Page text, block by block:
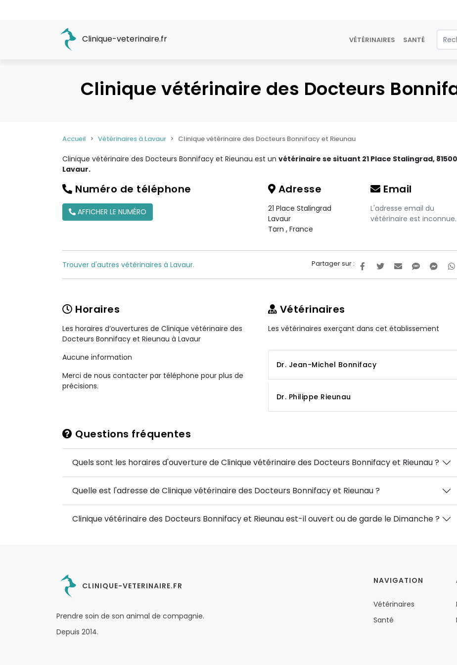
Clinique-veterinaire.fr VÉTÉRINAIRES SANTÉ
Clinique vétérinaire des Docteurs
Accueil Vétérinaires à Lavaur Clinique vétérinaire des Docteurs Bonnifacy et Rieunau
Clinique vétérinaire des Docteurs Bonnifacy et Rieunau est un vétérinaire se situant 21 Place Stalingrad, 81500
Lavaur.
Numéro de téléphone
AFFICHER LE NUMÉRO
Adresse
21 Place Stalingrad
Lavaur
Tarn , France
Email
L'adresse email du
vétérinaire est inconnue.
Partager sur :
Trouver d'autres vétérinaires à Lavaur.
Horaires
Les horaires d’ouvertures de Clinique vétérinaire des
Docteurs Bonnifacy et Rieunau à Lavaur
Aucune information
Merci de nous contacter par téléphone pour plus de
précisions.
Vétérinaires
Les vétérinaires exerçant dans cet établissement
Dr. Jean-Michel Bonnifacy
Dr. Philippe Rieunau
Questions fréquentes
Quels sont les horaires d'ouverture de Clinique vétérinaire des Docteurs Bonnifacy et Rieunau ?
Quelle est l'adresse de Clinique vétérinaire des Docteurs Bonnifacy et Rieunau ?
Clinique vétérinaire des Docteurs Bonnifacy et Rieunau est-il ouvert ou de garde le Dimanche ?
CLINIQUE-VETERINAIRE.FR
Prendre soin de son animal de compagnie.
Depuis 2014.
NAVIGATION
Vétérinaires
Santé